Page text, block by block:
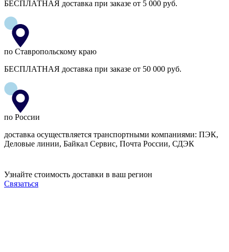
БЕСПЛАТНАЯ доставка при заказе от 5 000 руб.
по Ставропольскому краю
БЕСПЛАТНАЯ доставка при заказе от 50 000 руб.
по России
доставка осуществляется транспортными компаниями: ПЭК,
Деловые линии, Байкал Сервис, Почта России, СДЭК
Узнайте стоимость доставки в ваш регион
Связаться